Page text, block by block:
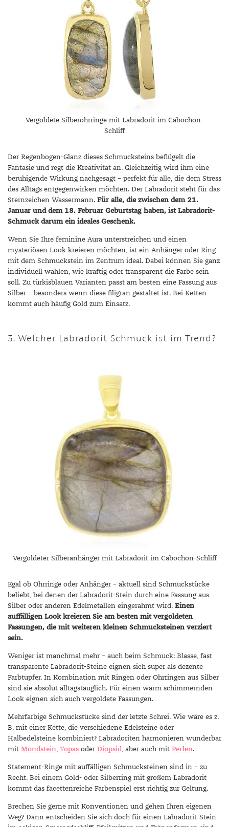
Vergoldete Silberohrringe mit Labradorit im Cabochon-
Schliff
Der Regenbogen-Glanz dieses Schmucksteins beflügelt die
Fantasie und regt die Kreativität an. Gleichzeitig wird ihm eine
beruhigende Wirkung nachgesagt – perfekt für alle, die dem Stress
des Alltags entgegenwirken möchten. Der Labradorit steht für das
Sternzeichen Wassermann. Für alle, die zwischen dem 21.
Januar und dem 18. Februar Geburtstag haben, ist Labradorit-
Schmuck darum ein ideales Geschenk.
Wenn Sie Ihre feminine Aura unterstreichen und einen
mysteriösen Look kreieren möchten, ist ein Anhänger oder Ring
mit dem Schmuckstein im Zentrum ideal. Dabei können Sie ganz
individuell wählen, wie kräftig oder transparent die Farbe sein
soll. Zu türkisblauen Varianten passt am besten eine Fassung aus
Silber – besonders wenn diese filigran gestaltet ist. Bei Ketten
kommt auch häufig Gold zum Einsatz.
3. Welcher Labradorit Schmuck ist im Trend?
Vergoldeter Silberanhänger mit Labradorit im Cabochon-Schliff
Egal ob Ohrringe oder Anhänger – aktuell sind Schmuckstücke
beliebt, bei denen der Labradorit-Stein durch eine Fassung aus
Silber oder anderen Edelmetallen eingerahmt wird. Einen
auffälligen Look kreieren Sie am besten mit vergoldeten
Fassungen, die mit weiteren kleinen Schmucksteinen verziert
sein.
Weniger ist manchmal mehr – auch beim Schmuck: Blasse, fast
transparente Labradorit-Steine eignen sich super als dezente
Farbtupfer. In Kombination mit Ringen oder Ohrringen aus Silber
sind sie absolut alltagstauglich. Für einen warm schimmernden
Look eignen sich auch vergoldete Fassungen.
Mehrfarbige Schmuckstücke sind der letzte Schrei. Wie wäre es z.
B. mit einer Kette, die verschiedene Edelsteine oder
Halbedelsteine kombiniert? Labradoriten harmonieren wunderbar
mit Mondstein, Topas oder Diopsid, aber auch mit Perlen.
Statement-Ringe mit auffälligen Schmucksteinen sind in – zu
Recht. Bei einem Gold- oder Silberring mit großem Labradorit
kommt das facettenreiche Farbenspiel erst richtig zur Geltung.
Brechen Sie gerne mit Konventionen und gehen Ihren eigenen
Weg? Dann entscheiden Sie sich doch für einen Labradorit-Stein